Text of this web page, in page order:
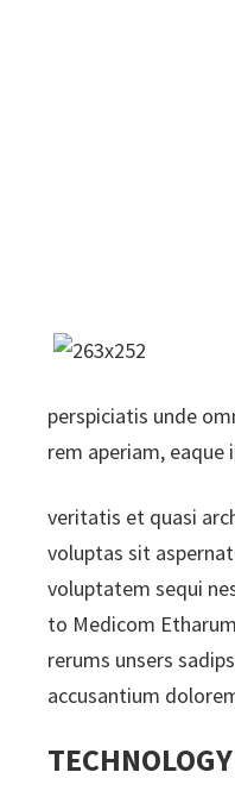
perspiciatis unde
rem aperiam,
veritatis et quasi
voluptas sit
voluptatem sequi
to Medicom
rerums unsers
accusantium